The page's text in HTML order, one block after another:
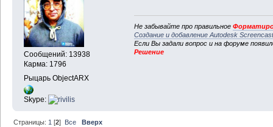
Сообщений: 13938
Карма: 1796
Рыцарь ObjectARX
Skype:
Не забывайте про правильное
Создание и добавление Autodesk
Если Вы задали вопрос и на форуме
Решение
Страницы: 1 [2] Все Вверх